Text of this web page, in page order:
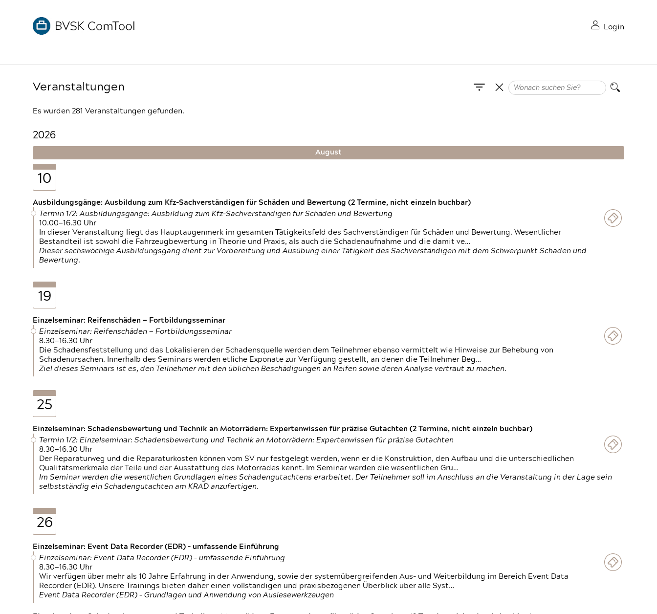
Login
Veranstaltungen
Es wurden 281 Veranstaltungen gefunden.
2026
August
10
Ausbildungsgänge: Ausbildung zum Kfz-Sachverständigen für Schäden und Bewertung (2 Termine, nicht einzeln buchbar)
Termin 1/2: Ausbildungsgänge: Ausbildung zum Kfz-Sachverständigen für Schäden und Bewertung
10.00—16.30 Uhr
In dieser Veranstaltung liegt das Hauptaugenmerk im gesamten Tätigkeitsfeld des Sachverständigen für Schäden und Bewertung. Wesentlicher
Bestandteil ist sowohl die Fahrzeugbewertung in Theorie und Praxis, als auch die Schadenaufnahme und die damit ve…
Dieser sechswöchige Ausbildungsgang dient zur Vorbereitung und Ausübung einer Tätigkeit des Sachverständigen mit dem Schwerpunkt Schaden und
Bewertung.
19
Einzelseminar: Reifenschäden — Fortbildungsseminar
Einzelseminar: Reifenschäden — Fortbildungsseminar
8.30—16.30 Uhr
Die Schadensfeststellung und das Lokalisieren der Schadensquelle werden dem Teilnehmer ebenso vermittelt wie Hinweise zur Behebung von
Schadenursachen. Innerhalb des Seminars werden etliche Exponate zur Verfügung gestellt, an denen die Teilnehmer Beg…
Ziel dieses Seminars ist es, den Teilnehmer mit den üblichen Beschädigungen an Reifen sowie deren Analyse vertraut zu machen.
25
Einzelseminar: Schadensbewertung und Technik an Motorrädern: Expertenwissen für präzise Gutachten (2 Termine, nicht einzeln buchbar)
Termin 1/2: Einzelseminar: Schadensbewertung und Technik an Motorrädern: Expertenwissen für präzise Gutachten
8.30—16.30 Uhr
Der Reparaturweg und die Reparaturkosten können vom SV nur festgelegt werden, wenn er die Konstruktion, den Aufbau und die unterschiedlichen
Qualitätsmerkmale der Teile und der Ausstattung des Motorrades kennt. Im Seminar werden die wesentlichen Gru…
Im Seminar werden die wesentlichen Grundlagen eines Schadengutachtens erarbeitet. Der Teilnehmer soll im Anschluss an die Veranstaltung in der Lage sein
selbstständig ein Schadengutachten am KRAD anzufertigen.
26
Einzelseminar: Event Data Recorder (EDR) – umfassende Einführung
Einzelseminar: Event Data Recorder (EDR) – umfassende Einführung
8.30—16.30 Uhr
Wir verfügen über mehr als 10 Jahre Erfahrung in der Anwendung, sowie der systemübergreifenden Aus- und Weiterbildung im Bereich Event Data
Recorder (EDR). Unsere Trainings bieten daher einen vollständigen und praxisbezogenen Überblick über alle Syst…
Event Data Recorder (EDR) – Grundlagen und Anwendung von Auslesewerkzeugen